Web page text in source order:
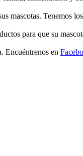
mascotas. Tenemos
para que su
Encuéntrenos en